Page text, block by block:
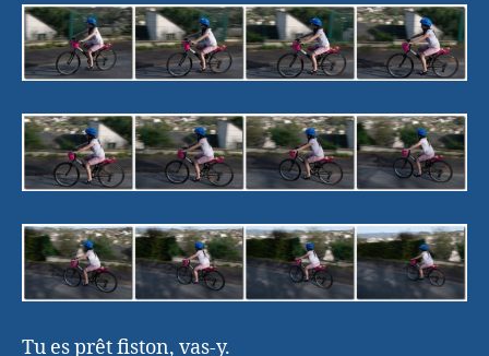
Tu es prêt fiston, vas-y.